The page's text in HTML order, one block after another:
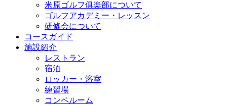
米原ゴルフ俱楽部について
ゴルフアカデミー・レッスン
研修会について
コースガイド
施設紹介
レストラン
宿泊
ロッカー・浴室
練習場
コンペルーム